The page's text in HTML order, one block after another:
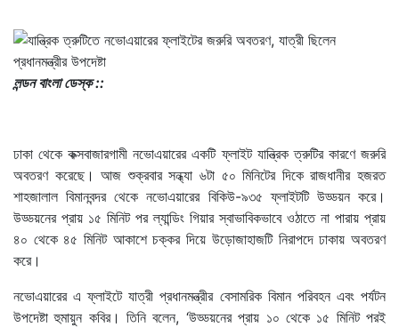
লন্ডন বাংলা ডেস্ক ::
ঢাকা থেকে কক্সবাজারগামী নভোএয়ারের একটি ফ্লাইট যান্ত্রিক ত্রুটির কারণে জরুরি
অবতরণ করেছে। আজ শুক্রবার সন্ধ্যা ৬টা ৫০ মিনিটের দিকে রাজধানীর হজরত
শাহজালাল বিমানবন্দর থেকে নভোএয়ারের বিকিউ-৯৩৫ ফ্লাইটটি উড্ডয়ন করে।
উড্ডয়নের প্রায় ১৫ মিনিট পর ল্যান্ডিং গিয়ার স্বাভাবিকভাবে ওঠাতে না পারায় প্রায়
৪০ থেকে ৪৫ মিনিট আকাশে চক্কর দিয়ে উড়োজাহাজটি নিরাপদে ঢাকায় অবতরণ
করে।
নভোএয়ারের এ ফ্লাইটে যাত্রী প্রধানমন্ত্রীর বেসামরিক বিমান পরিবহন এবং পর্যটন
উপদেষ্টা হুমায়ুন কবির। তিনি বলেন, ‘উড্ডয়নের প্রায় ১০ থেকে ১৫ মিনিট পরই